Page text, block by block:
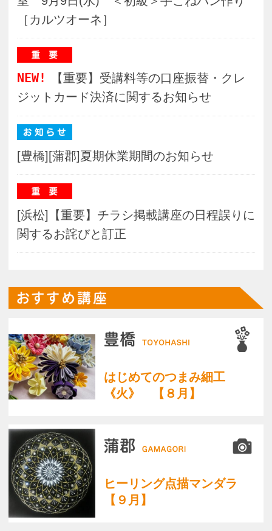
おすすめ講座
はじめてのつまみ細工
《火》 【８月】
【９月】
【浜北】１０．藤村シェフ
の基礎から学べる料理塾
【浜松】お花でつくるアイ
スクリームアレンジ
レッチヨガ！
【磐田】ハワイアンソング
をウクレレで弾こう